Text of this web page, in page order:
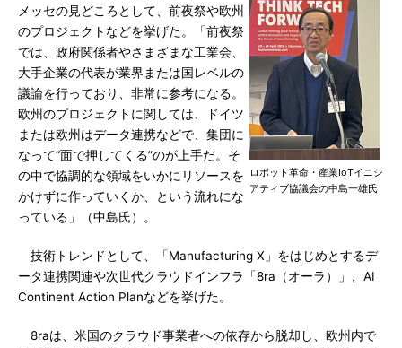
ロボット革命・産業IoTイニシ
アティブ協議会の中島一雄氏
メッセの見どころとして、前夜祭や欧州
のプロジェクトなどを挙げた。「前夜祭
では、政府関係者やさまざまな工業会、
大手企業の代表が業界または国レベルの
議論を行っており、非常に参考になる。
欧州のプロジェクトに関しては、ドイツ
または欧州はデータ連携などで、集団に
なって“面で押してくる”のが上手だ。そ
の中で協調的な領域をいかにリソースを
かけずに作っていくか、という流れにな
っている」（中島氏）。
技術トレンドとして、「Manufacturing X」をはじめとするデ
ータ連携関連や次世代クラウドインフラ「8ra（オーラ）」、AI
Continent Action Planなどを挙げた。
8raは、米国のクラウド事業者への依存から脱却し、欧州内で